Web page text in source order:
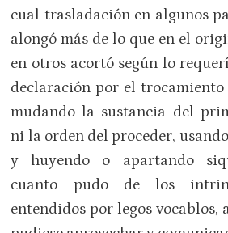
cual trasladación en algunos
alongó más de lo que en el
en otros acortó según lo
declaración por el trocamiento
mudando la sustancia del
ni la orden del proceder,
y huyendo o apartando
cuanto pudo de los
entendidos por legos vocablos,